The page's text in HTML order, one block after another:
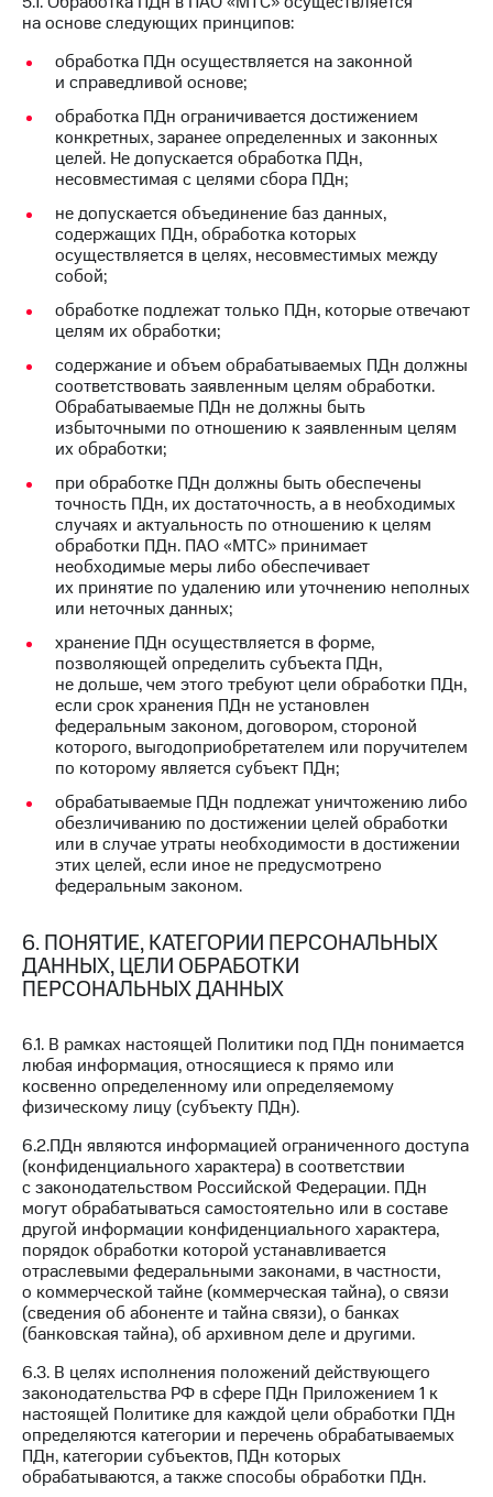
на основе следующих принципов:
обработка ПДн осуществляется на законной
и справедливой основе;
обработка ПДн ограничивается достижением
конкретных, заранее определенных и законных
целей. Не допускается обработка ПДн,
несовместимая с целями сбора ПДн;
не допускается объединение баз данных,
содержащих ПДн, обработка которых
осуществляется в целях, несовместимых между
собой;
обработке подлежат только ПДн, которые отвечают
целям их обработки;
содержание и объем обрабатываемых ПДн должны
соответствовать заявленным целям обработки.
Обрабатываемые ПДн не должны быть
избыточными по отношению к заявленным целям
их обработки;
при обработке ПДн должны быть обеспечены
точность ПДн, их достаточность, а в необходимых
случаях и актуальность по отношению к целям
обработки ПДн. ПАО «МТС» принимает
необходимые меры либо обеспечивает
их принятие по удалению или уточнению неполных
или неточных данных;
хранение ПДн осуществляется в форме,
позволяющей определить субъекта ПДн,
не дольше, чем этого требуют цели обработки ПДн,
если срок хранения ПДн не установлен
федеральным законом, договором, стороной
которого, выгодоприобретателем или поручителем
по которому является субъект ПДн;
обрабатываемые ПДн подлежат уничтожению либо
обезличиванию по достижении целей обработки
или в случае утраты необходимости в достижении
этих целей, если иное не предусмотрено
федеральным законом.
6. ПОНЯТИЕ, КАТЕГОРИИ ПЕРСОНАЛЬНЫХ
ДАННЫХ, ЦЕЛИ ОБРАБОТКИ
ПЕРСОНАЛЬНЫХ ДАННЫХ
6.1. В рамках настоящей Политики под ПДн понимается
любая информация, относящиеся к прямо или
косвенно определенному или определяемому
физическому лицу (субъекту ПДн).
6.2.ПДн являются информацией ограниченного доступа
(конфиденциального характера) в соответствии
с законодательством Российской Федерации. ПДн
могут обрабатываться самостоятельно или в составе
другой информации конфиденциального характера,
порядок обработки которой устанавливается
отраслевыми федеральными законами, в частности,
о коммерческой тайне (коммерческая тайна), о связи
(сведения об абоненте и тайна связи), о банках
(банковская тайна), об архивном деле и другими.
6.3. В целях исполнения положений действующего
законодательства РФ в сфере ПДн Приложением 1 к
настоящей Политике для каждой цели обработки ПДн
определяются категории и перечень обрабатываемых
ПДн, категории субъектов, ПДн которых
обрабатываются, а также способы обработки ПДн.